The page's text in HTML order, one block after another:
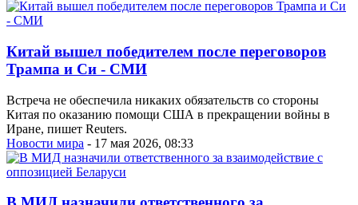
Китай вышел победителем после переговоров
Трампа и Си - СМИ
Встреча не обеспечила никаких обязательств со стороны
Китая по оказанию помощи США в прекращении войны в
Иране, пишет Reuters.
Новости мира - 17 мая 2026, 08:33